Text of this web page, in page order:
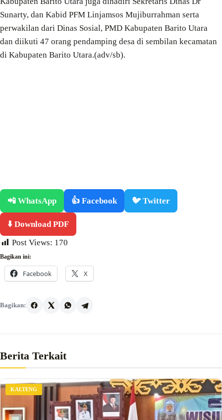
Sunarty, dan Kabid PFM Linjamsos Mujiburrahman serta
perwakilan dari Dinas Sosial, PMD Kabupaten Barito Utara
dan diikuti 47 orang pendamping desa di sembilan kecamatan
di Kabupaten Barito Utara.(adv/sb).
📲 WhatsApp 👍 Facebook 🐦 Twitter
⬇️ Download PDF
Post Views: 170
Bagikan ini:
Facebook X
Bagikan:
Berita Terkait
KALTENG